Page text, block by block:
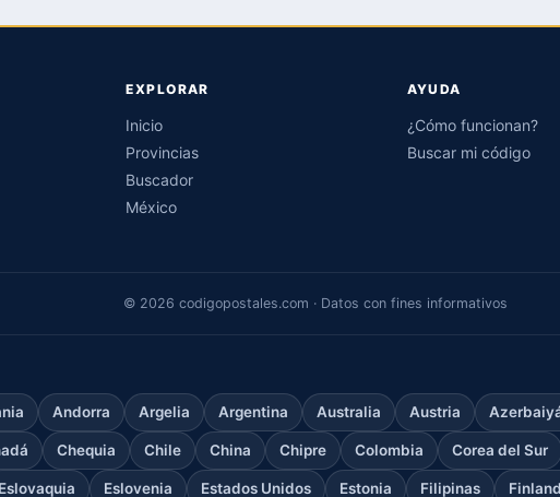
EXPLORAR
Inicio
Provincias
Buscador
México
AYUDA
¿Cómo funcionan?
Buscar mi código
© 2026 codigopostales.com · Datos con fines informativos
Andorra Argelia Argentina Australia Austria
Chequia Chile China Chipre Colombia Corea del Sur
Eslovaquia Eslovenia Estados Unidos Estonia Filipinas